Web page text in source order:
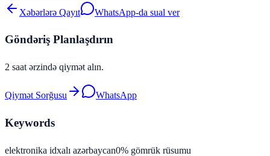
Xəbərlərə Qayıt
WhatsApp-da sual ver
Göndəriş Planlaşdırın
2 saat ərzində qiymət alın.
Qiymət Sorğusu WhatsApp
Keywords
elektronika idxalı azərbaycan0% gömrük rüsumu